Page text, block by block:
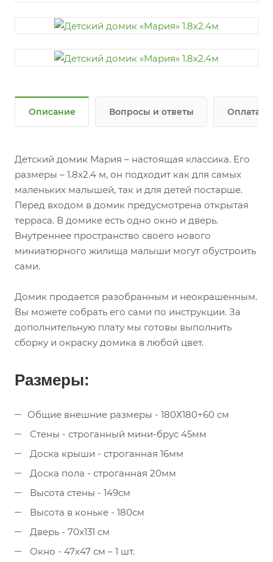
Описание Вопросы и ответы Оплата и
Детский домик Мария – настоящая классика. Его
размеры – 1.8х2.4 м, он подходит как для самых
маленьких малышей, так и для детей постарше.
Перед входом в домик предусмотрена открытая
терраса. В домике есть одно окно и дверь.
Внутреннее пространство своего нового
миниатюрного жилища малыши могут обустроить
сами.
Домик продается разобранным и неокрашенным.
Вы можете собрать его сами по инструкции. За
дополнительную плату мы готовы выполнить
сборку и окраску домика в любой цвет.
Размеры:
Общие внешние размеры - 180Х180+60 см
Стены - строганный мини-брус 45мм
Доска крыши - строганная 16мм
Доска пола - строганная 20мм
Высота стены - 149см
Высота в коньке - 180см
Дверь - 70х131 см
Окно - 47х47 см – 1 шт.